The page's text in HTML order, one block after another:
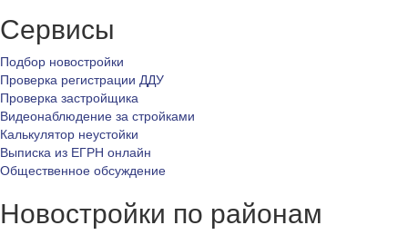
Сервисы
Подбор новостройки
Проверка регистрации ДДУ
Проверка застройщика
Видеонаблюдение за стройками
Калькулятор неустойки
Выписка из ЕГРН онлайн
Общественное обсуждение
Новостройки по районам